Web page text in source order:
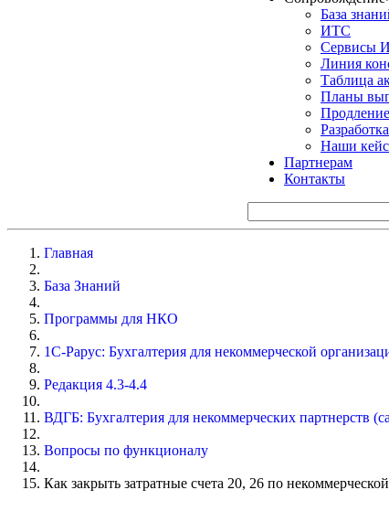
База
ИТС
Сервисы
Линия
Таблица
Планы
Наши
Партнерам
Контакты
Главная
База Знаний
Программы для НКО
1С-Рарус: Бухгалтерия для некоммерческой
Редакция 4.3-4.4
ВДГБ: Бухгалтерия для некоммерческих партнерств
Вопросы по функционалу
Как закрыть затратные счета 20, 26 по